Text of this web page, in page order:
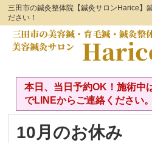
三田市の鍼灸整体院【鍼灸サロンHarice】
ださい！
本日、当日予約OK！施術中
でLINEからご連絡ください。
10月のお休み